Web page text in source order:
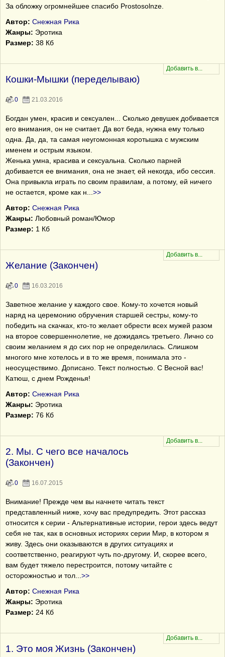
За обложку огромнейшее спасибо Prostosolnze.
Автор: Снежная Рика
Жанры: Эротика
Размер: 38 Кб
Кошки-Мышки (переделываю)
0 21.03.2016
Богдан умен, красив и сексуален... Сколько девушек добивается
его внимания, он не считает. Да вот беда, нужна ему только
одна. Да, да, та самая неугомонная коротышка с мужским
именем и острым языком.
Женька умна, красива и сексуальна. Сколько парней
добивается ее внимания, она не знает, ей некогда, ибо сессия.
Она привыкла играть по своим правилам, а потому, ей ничего
не остается, кроме как н
>>
Автор: Снежная Рика
Жанры: Любовный роман/Юмор
Размер: 1 Кб
Желание (Закончен)
0 16.03.2016
Заветное желание у каждого свое. Кому-то хочется новый
наряд на церемонию обручения старшей сестры, кому-то
победить на скачках, кто-то желает обрести всех мужей разом
на второе совершеннолетие, не дожидаясь третьего. Лично со
своим желанием я до сих пор не определилась. Слишком
многого мне хотелось и в то же время, понимала это -
неосуществимо. Дописано. Текст полностью. С Весной вас!
Катюш, с днем Рожденья!
Автор: Снежная Рика
Жанры: Эротика
Размер: 76 Кб
2. Мы. С чего все началось
(Закончен)
0 16.07.2015
Внимание! Прежде чем вы начнете читать текст
представленный ниже, хочу вас предупредить. Этот рассказ
относится к серии - Альтернативные истории, герои здесь ведут
себя не так, как в основных историях серии Мир, в котором я
живу. Здесь они оказываются в других ситуациях и
соответственно, реагируют чуть по-другому. И, скорее всего,
вам будет тяжело перестроится, потому читайте с
осторожностью и тол
>>
Автор: Снежная Рика
Жанры: Эротика
Размер: 24 Кб
1. Это моя Жизнь (Закончен)